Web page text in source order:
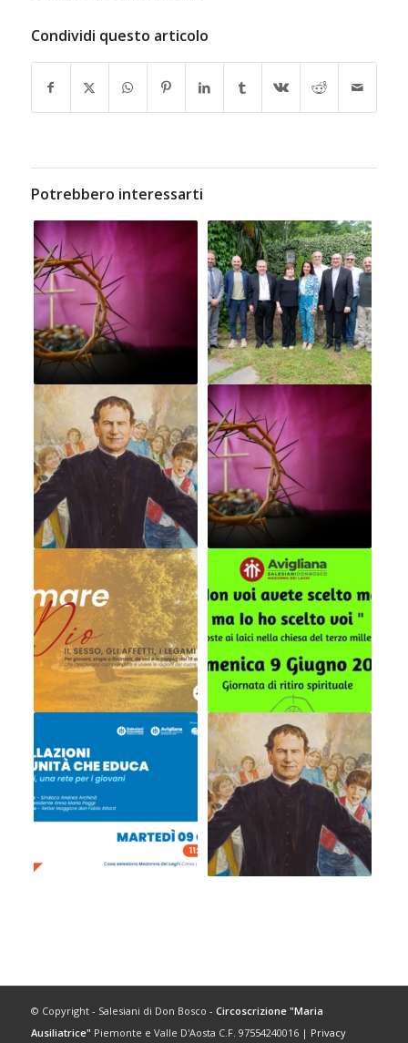
Condividi questo articolo
Potrebbero interessarti
© Copyright - Salesiani di Don Bosco - Circoscrizione "Maria
Ausiliatrice" Piemonte e Valle D'Aosta C.F. 97554240016 | Privacy